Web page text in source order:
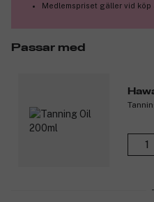
Medlemspriset gäller vid
Passar med